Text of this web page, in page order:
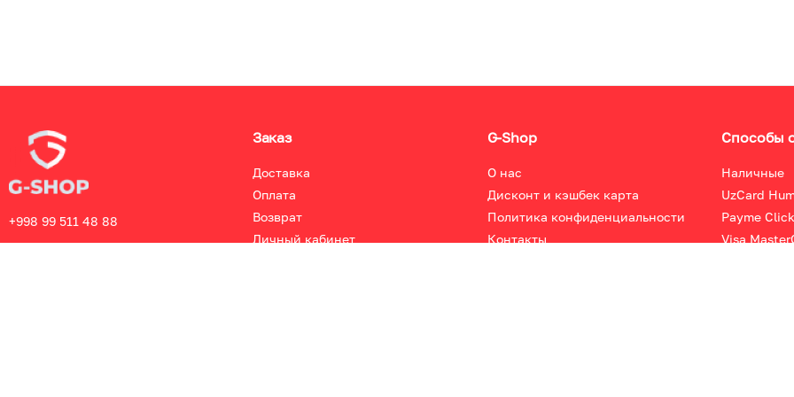
+998 99 511 48 88
Заказ
Доставка
Оплата
Возврат
Личный кабинет
G-Shop
О нас
Дисконт и кэшбек карта
Политика конфиденциальности
Контакты
Способы
Наличные
UzCard
Payme Click
Visa